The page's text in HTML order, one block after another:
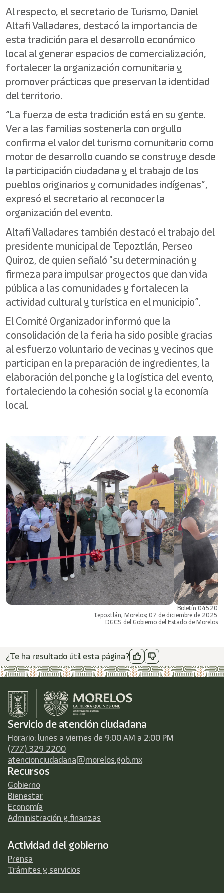
Al respecto, el secretario de Turismo, Daniel
Altafi Valladares, destacó la importancia de
esta tradición para el desarrollo económico
local al generar espacios de comercialización,
fortalecer la organización comunitaria y
promover prácticas que preservan la identidad
del territorio.
“La fuerza de esta tradición está en su gente.
Ver a las familias sostenerla con orgullo
confirma el valor del turismo comunitario como
motor de desarrollo cuando se construye desde
la participación ciudadana y el trabajo de los
pueblos originarios y comunidades indígenas”,
expresó el secretario al reconocer la
organización del evento.
Altafi Valladares también destacó el trabajo del
presidente municipal de Tepoztlán, Perseo
Quiroz, de quien señaló "su determinación y
firmeza para impulsar proyectos que dan vida
pública a las comunidades y fortalecen la
actividad cultural y turística en el municipio”.
El Comité Organizador informó que la
consolidación de la feria ha sido posible gracias
al esfuerzo voluntario de vecinas y vecinos que
participan en la preparación de ingredientes, la
elaboración del ponche y la logística del evento,
fortaleciendo la cohesión social y la economía
local.
Boletín 04520
Tepoztlán, Morelos; 07 de diciembre de 2025
DGCS del Gobierno del Estado de Morelos
¿Te ha resultado útil esta página?
Servicio de atención ciudadana
Horario: lunes a viernes de 9:00 AM a 2:00 PM
(777) 329 2200
atencionciudadana@morelos.gob.mx
Recursos
Gobierno
Bienestar
Economía
Administración y finanzas
Actividad del gobierno
Prensa
Trámites y servicios